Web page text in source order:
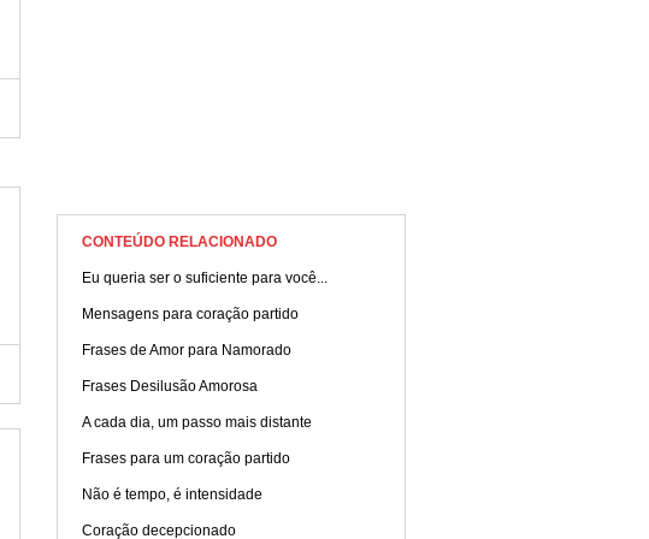
CONTEÚDO RELACIONADO
Eu queria ser o suficiente para você...
Mensagens para coração partido
Frases de Amor para Namorado
Frases Desilusão Amorosa
A cada dia, um passo mais distante
Frases para um coração partido
Não é tempo, é intensidade
Coração decepcionado